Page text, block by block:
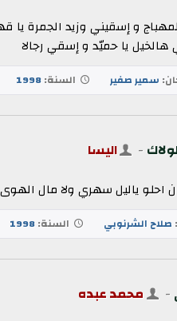
و إسقيني وزيد الجمرة
هالخيل يا حميّد و إسقي رجالا
سمير صفير السنة:1998
- اليسا
ياليل سهري ولا مال
صلاح الشرنوبي السنة:1998
- محمد عبده